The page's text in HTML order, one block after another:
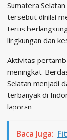
Sumatera
tersebut dinilai
terus
lingkungan dan
Aktivitas
meningkat.
Selatan menjadi
terbanyak di
laporan.
Baca Juga: